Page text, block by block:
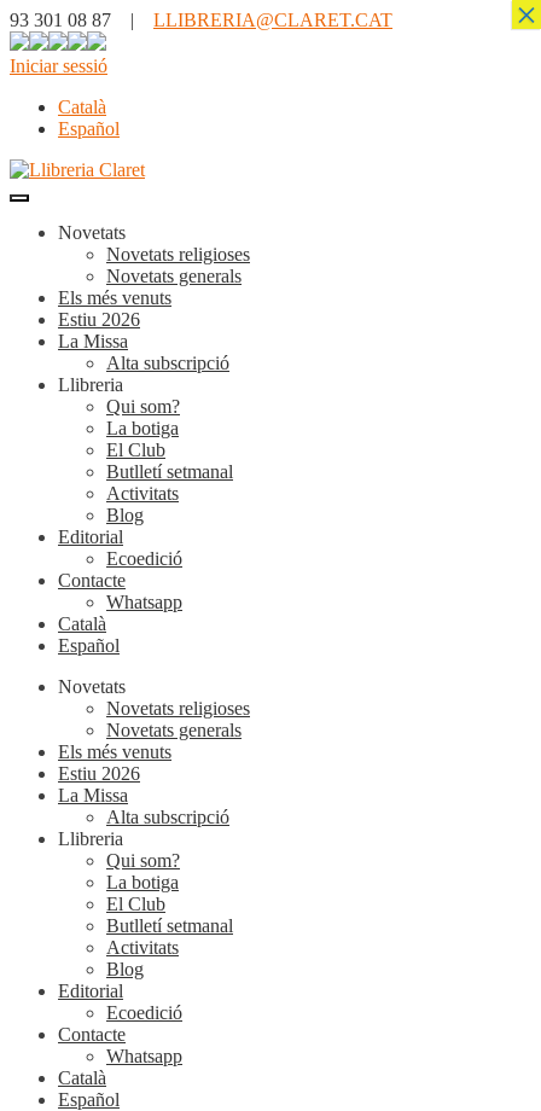
93 301 08 87 | LLIBRERIA@CLARET.CAT
Iniciar sessió
Català
Español
Novetats
Novetats religioses
Novetats generals
Els més venuts
Estiu 2026
La Missa
Alta subscripció
Llibreria
Qui som?
La botiga
El Club
Butlletí setmanal
Activitats
Blog
Editorial
Ecoedició
Contacte
Whatsapp
Català
Español
Novetats
Novetats religioses
Novetats generals
Els més venuts
Estiu 2026
La Missa
Alta subscripció
Llibreria
Qui som?
La botiga
El Club
Butlletí setmanal
Activitats
Blog
Editorial
Ecoedició
Contacte
Whatsapp
Català
Español
×